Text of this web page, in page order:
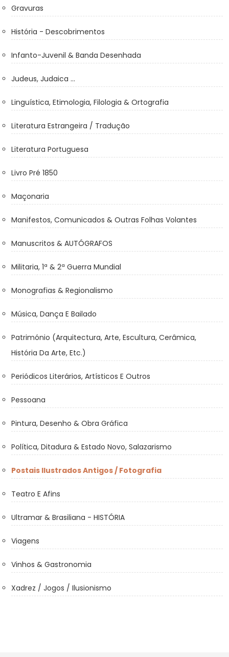
Gravuras
História - Descobrimentos
Infanto-Juvenil & Banda Desenhada
Judeus, Judaica ...
Linguística, Etimologia, Filologia & Ortografia
Literatura Estrangeira / Tradução
Literatura Portuguesa
Livro Pré 1850
Maçonaria
Manifestos, Comunicados & Outras Folhas Volantes
Manuscritos & AUTÓGRAFOS
Militaria, 1ª & 2ª Guerra Mundial
Monografias & Regionalismo
Música, Dança E Bailado
Património (Arquitectura, Arte, Escultura, Cerâmica,
História Da Arte, Etc.)
Periódicos Literários, Artísticos E Outros
Pessoana
Pintura, Desenho & Obra Gráfica
Política, Ditadura & Estado Novo, Salazarismo
Postais Ilustrados Antigos / Fotografia
Teatro E Afins
Ultramar & Brasiliana - HISTÓRIA
Viagens
Vinhos & Gastronomia
Xadrez / Jogos / Ilusionismo